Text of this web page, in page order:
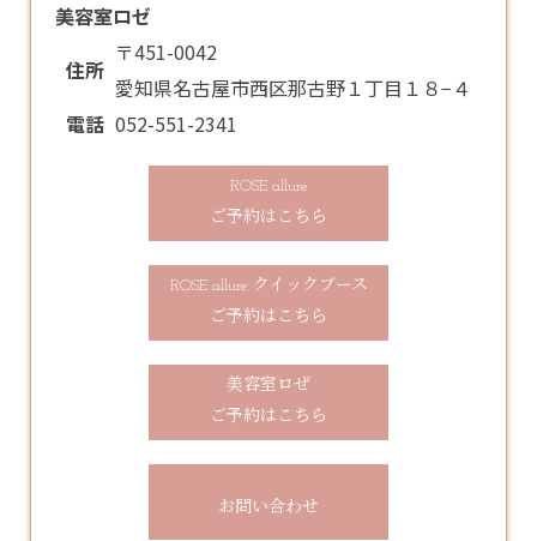
美容室ロゼ
住所
〒451-0042
愛知県名古屋市西区那古野１丁目１８−４
電話 052-551-2341
ROSE allure
ご予約はこちら
ROSE allure クイックブース
ご予約はこちら
美容室ロぜ
ご予約はこちら
お問い合わせ